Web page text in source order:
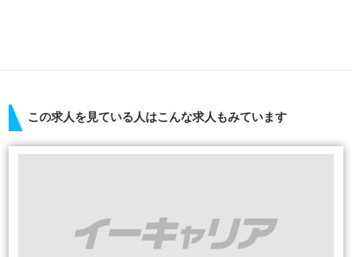
この求人を見ている人はこんな求人もみています